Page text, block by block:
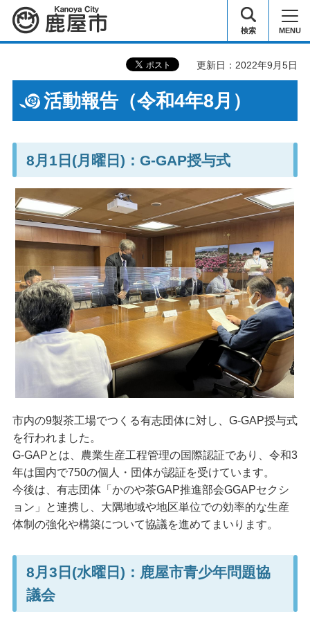
鹿屋市 検索 MENU
更新日：2022年9月5日
活動報告（令和4年8月）
8月1日(月曜日)：G-GAP授与式
市内の9製茶工場でつくる有志団体に対し、G-GAP授与式
を行われました。
G-GAPとは、農業生産工程管理の国際認証であり、令和3
年は国内で750の個人・団体が認証を受けています。
今後は、有志団体「かのや茶GAP推進部会GGAPセクシ
ョン」と連携し、大隅地域や地区単位での効率的な生産
体制の強化や構築について協議を進めてまいります。
8月3日(水曜日)：鹿屋市青少年問題協
議会